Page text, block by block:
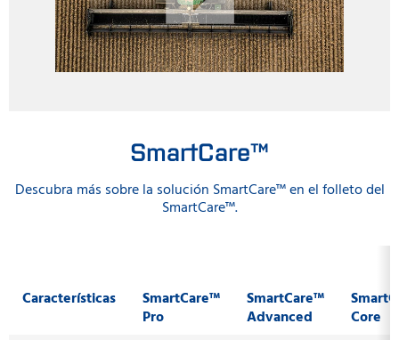
SmartCare™
Descubra más sobre la solución SmartCare™ en el folleto del
SmartCare™.
Características
SmartCare™
Pro
SmartCare™
Advanced
Core